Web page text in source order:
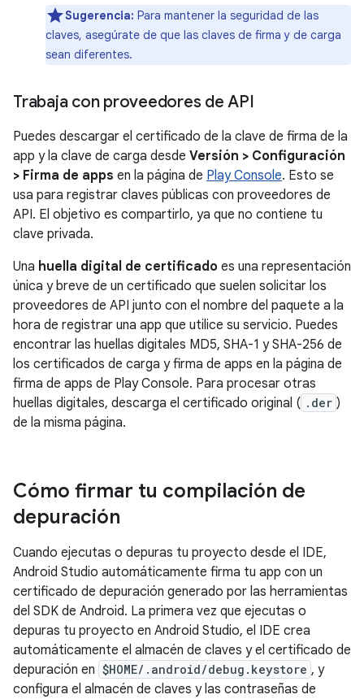
Sugerencia: Para mantener la seguridad de las
claves, asegúrate de que las claves de firma y de carga
sean diferentes.
Trabaja con proveedores de API
Puedes descargar el certificado de la clave de firma de la
app y la clave de carga desde Versión > Configuración
> Firma de apps en la página de Play Console. Esto se
usa para registrar claves públicas con proveedores de
API. El objetivo es compartirlo, ya que no contiene tu
clave privada.
Una huella digital de certificado es una representación
única y breve de un certificado que suelen solicitar los
proveedores de API junto con el nombre del paquete a la
hora de registrar una app que utilice su servicio. Puedes
encontrar las huellas digitales MD5, SHA-1 y SHA-256 de
los certificados de carga y firma de apps en la página de
firma de apps de Play Console. Para procesar otras
huellas digitales, descarga el certificado original ( .der )
de la misma página.
Cómo firmar tu compilación de
depuración
Cuando ejecutas o depuras tu proyecto desde el IDE,
Android Studio automáticamente firma tu app con un
certificado de depuración generado por las herramientas
del SDK de Android. La primera vez que ejecutas o
depuras tu proyecto en Android Studio, el IDE crea
automáticamente el almacén de claves y el certificado de
depuración en $HOME/.android/debug.keystore , y
configura el almacén de claves y las contraseñas de